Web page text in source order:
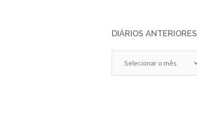
DIÁRIOS ANTERIORES
Anteriores